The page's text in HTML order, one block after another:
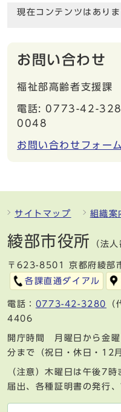
現在コンテンツはありま
お問い合わせ
福祉部高齢者支援課
電話: 0773-42-
0048
お問い合わせフォーム
サイトマップ 組織案
綾部市役所 （法
〒623-8501 京都府綾部
各課直通ダイアル
電話： 0773-42-3280
4406
開庁時間 月曜日から金
分まで（祝日・休日・12
（注意）木曜日は午後7
届出、各種証明書の発行